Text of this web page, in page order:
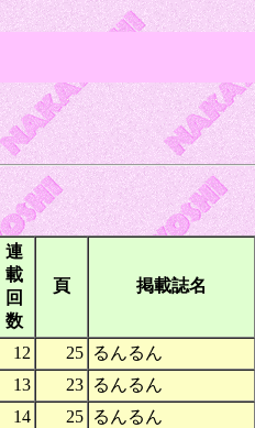
連
載
回
数
頁 掲載誌名
12 25 るんるん
13 23 るんるん
14 25 るんるん